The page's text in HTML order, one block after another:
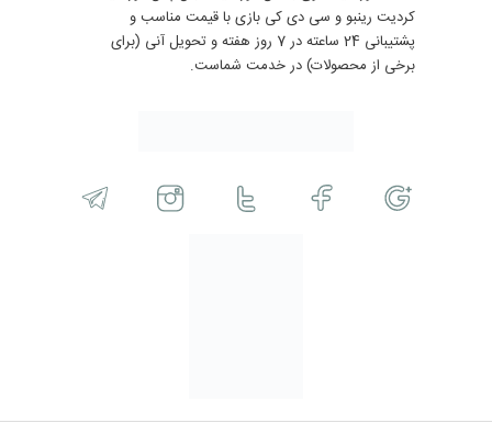
کردیت رینبو و سی دی کی بازی با قیمت مناسب و
پشتیبانی 24 ساعته در 7 روز هفته و تحویل آنی (برای
برخی از محصولات) در خدمت شماست.